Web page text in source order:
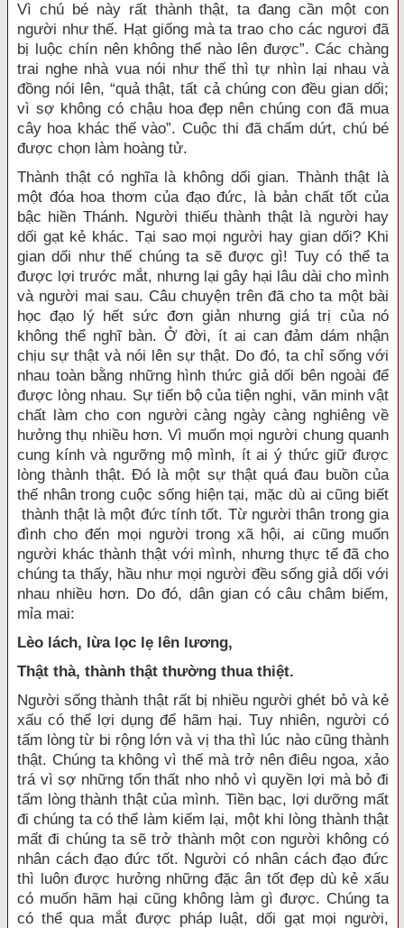
Vì chú bé này rất thành thật, ta đang cần một con
người như thế. Hạt giống mà ta trao cho các ngươi đã
bị luộc chín nên không thể nào lên được”. Các chàng
trai nghe nhà vua nói như thế thì tự nhìn lại nhau và
đồng nói lên, “quả thật, tất cả chúng con đều gian dối;
vì sợ không có chậu hoa đẹp nên chúng con đã mua
cây hoa khác thế vào”. Cuộc thi đã chấm dứt, chú bé
được chọn làm hoàng tử.
Thành thật có nghĩa là không dối gian. Thành thật là
một đóa hoa thơm của đạo đức, là bản chất tốt của
bậc hiền Thánh. Người thiếu thành thật là người hay
dối gạt kẻ khác. Tại sao mọi người hay gian dối? Khi
gian dối như thế chúng ta sẽ được gì! Tuy có thể ta
được lợi trước mắt, nhưng lại gây hại lâu dài cho mình
và người mai sau. Câu chuyện trên đã cho ta một bài
học đạo lý hết sức đơn giản nhưng giá trị của nó
không thể nghĩ bàn. Ở đời, ít ai can đảm dám nhận
chịu sự thật và nói lên sự thật. Do đó, ta chỉ sống với
nhau toàn bằng những hình thức giả dối bên ngoài để
được lòng nhau. Sự tiến bộ của tiện nghi, văn minh vật
chất làm cho con người càng ngày càng nghiêng về
hưởng thụ nhiều hơn. Vì muốn mọi người chung quanh
cung kính và ngưỡng mộ mình, ít ai ý thức giữ được
lòng thành thật. Đó là một sự thật quá đau buồn của
thế nhân trong cuộc sống hiện tại, mặc dù ai cũng biết
thành thật là một đức tính tốt. Từ người thân trong gia
đình cho đến mọi người trong xã hội, ai cũng muốn
người khác thành thật với mình, nhưng thực tế đã cho
chúng ta thấy, hầu như mọi người đều sống giả dối với
nhau nhiều hơn. Do đó, dân gian có câu châm biếm,
mỉa mai:
Lèo lách, lừa lọc lẹ lên lương,
Thật thà, thành thật thường thua thiệt.
Người sống thành thật rất bị nhiều người ghét bỏ và kẻ
xấu có thể lợi dụng để hãm hại. Tuy nhiên, người có
tấm lòng từ bi rộng lớn và vị tha thì lúc nào cũng thành
thật. Chúng ta không vì thế mà trở nên điêu ngoa, xảo
trá vì sợ những tổn thất nho nhỏ vì quyền lợi mà bỏ đi
tấm lòng thành thật của mình. Tiền bạc, lợi dưỡng mất
đi chúng ta có thể làm kiếm lại, một khi lòng thành thật
mất đi chúng ta sẽ trở thành một con người không có
nhân cách đạo đức tốt. Người có nhân cách đạo đức
thì luôn được hưởng những đặc ân tốt đẹp dù kẻ xấu
có muốn hãm hại cũng không làm gì được. Chúng ta
có thể qua mắt được pháp luật, dối gạt mọi người,